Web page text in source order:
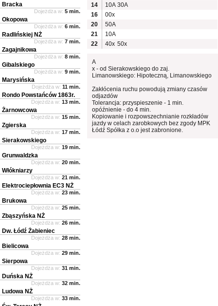
14
10A 30A
16
00x
20
50A
21
10A
22
40x 50x
A
x - od Sierakowskiego do zaj.
Limanowskiego: Hipoteczną, Limanowskiego
Zakłócenia ruchu powodują zmiany czasów
odjazdów
Tolerancja: przyspieszenie - 1 min.
opóźnienie - do 4 min.
Kopiowanie i rozpowszechnianie rozkładów
jazdy w celach zarobkowych bez zgody MPK
Łódź Spółka z o.o jest zabronione.
Bracka
Dojeżdża w: 5 min.
Okopowa
Dojeżdża w: 6 min.
Radlińskiej NŻ
Dojeżdża w: 7 min.
Zagajnikowa
Dojeżdża w: 8 min.
Gibalskiego
Dojeżdża w: 9 min.
Marysińska
Dojeżdża w: 11 min.
Rondo Powstańców 1863r.
Dojeżdża w: 13 min.
Żarnowcowa
Dojeżdża w: 15 min.
Zgierska
Dojeżdża w: 17 min.
Sierakowskiego
Dojeżdża w: 19 min.
Grunwaldzka
Dojeżdża w: 20 min.
Włókniarzy
Dojeżdża w: 21 min.
Elektrociepłownia EC3 NŻ
Dojeżdża w: 23 min.
Brukowa
Dojeżdża w: 25 min.
Zbąszyńska NŻ
Dojeżdża w: 26 min.
Dw. Łódź Żabieniec
Dojeżdża w: 28 min.
Bielicowa
Dojeżdża w: 29 min.
Sierpowa
Dojeżdża w: 31 min.
Duńska NŻ
Dojeżdża w: 32 min.
Ludowa NŻ
Dojeżdża w: 33 min.